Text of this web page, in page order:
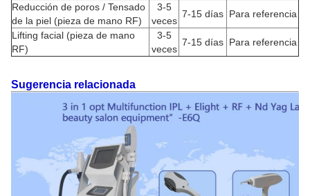
Reducción de poros / Tensado
de la piel (pieza de mano RF)
3-5
veces
7-15 días Para referencia
Lifting facial (pieza de mano
RF)
3-5
veces
7-15 días Para referencia
Sugerencia relacionada